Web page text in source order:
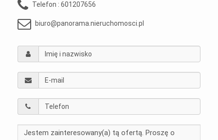
Telefon : 601207656
biuro@panorama.nieruchomosci.pl